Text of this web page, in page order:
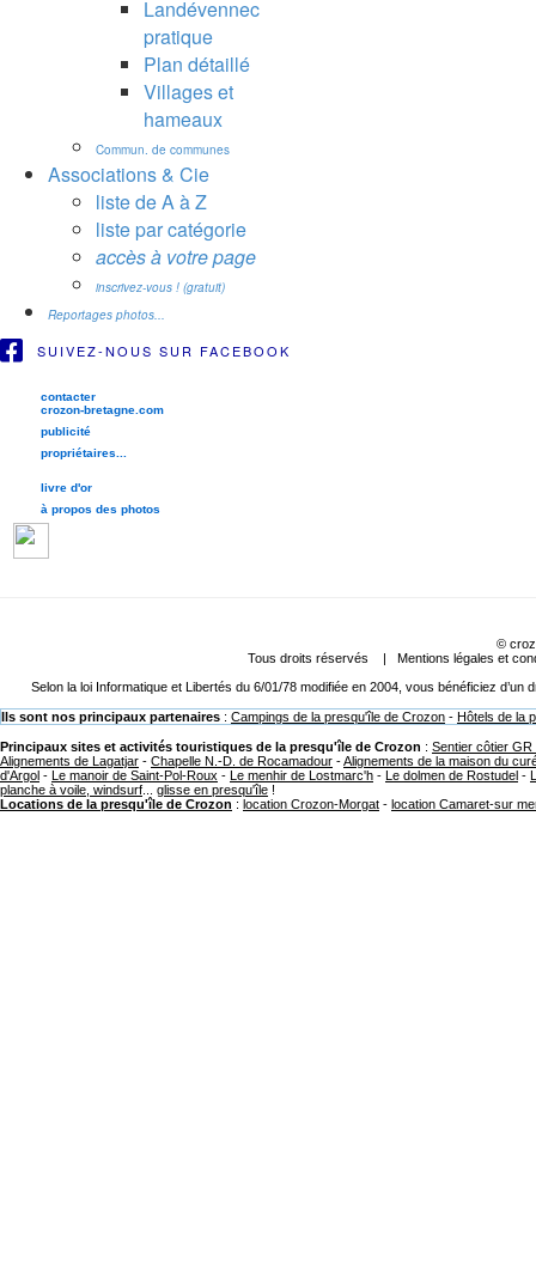
Landévennec
pratique
Plan détaillé
Villages et
hameaux
Commun. de communes
Associations & Cie
liste de A à Z
liste par catégorie
accès à votre page
inscrivez-vous ! (gratuit)
Reportages photos...
SUIVEZ-NOUS SUR FACEBOOK
contacter
crozon-bretagne.com
publicité
propriétaires...
livre d'or
à propos des photos
©
Tous droits réservés | Mentions légales et
Selon la loi Informatique et Libertés du 6/01/78 modifiée en 2004, vous bénéficiez
Ils sont nos principaux partenaires : Campings de la presqu'île de Crozon - Hôtels de la
Principaux sites et activités touristiques de la presqu'île de Crozon : Sentier côtier GR
Alignements de Lagatjar - Chapelle N.-D. de Rocamadour -Alignements de la maison du
d'Argol - Le manoir de Saint-Pol-Roux - Le menhir de Lostmarc'h - Le dolmen de Rostudel -
planche à voile, windsurf
glisse en presqu'île !
Locations de la presqu'île de Crozon : location Crozon-Morgat - location Camaret-sur